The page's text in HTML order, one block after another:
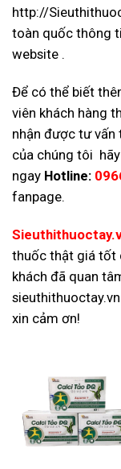
http://
toàn quốc thông
website .
Để có thể biết
viên khách hàng
nhận được tư vấn
của chúng tôi
ngay Hotline:
fanpage.
thuốc thật giá tốt
khách đã quan
xin cảm ơn!